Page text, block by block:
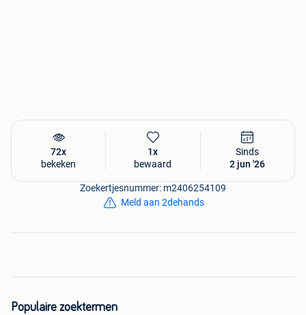
72x
bekeken
1x
bewaard
Sinds
2 jun '26
Zoekertjesnummer: m2406254109
Meld aan 2dehands
Populaire zoektermen